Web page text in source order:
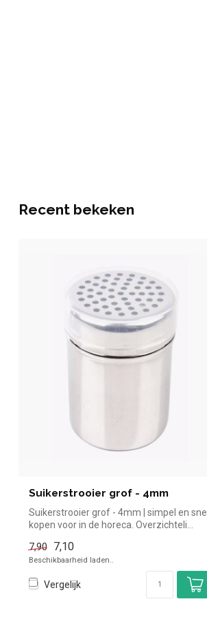
Recent bekeken
Suikerstrooier grof - 4mm
Suikerstrooier grof - 4mm | simpel en snel
kopen voor in de horeca. Overzichteli...
7,90 7,10
Beschikbaarheid laden..
Vergelijk